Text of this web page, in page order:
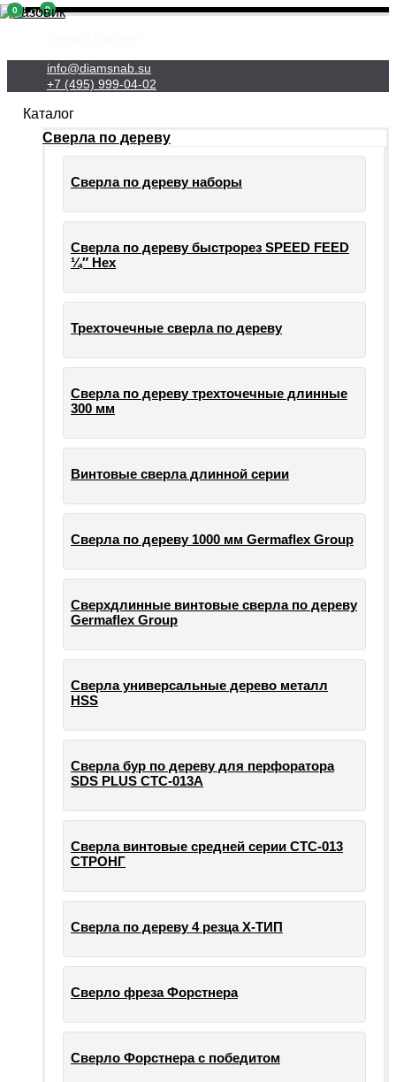
info@diamsnab.su
+7 (495) 999-04-02
0
Каталог
Сверла по дереву
Сверла по дереву наборы
Сверла по дереву быстрорез SPEED FEED
¼″ Hex
Трехточечные сверла по дереву
Сверла по дереву трехточечные длинные
300 мм
Винтовые сверла длинной серии
Сверла по дереву 1000 мм Germaflex Group
Сверхдлинные винтовые сверла по дереву
Germaflex Group
Сверла универсальные дерево металл
HSS
Cверла бур по дереву для перфоратора
SDS PLUS СТС-013А
Сверла винтовые средней серии СТС-013
СТРОНГ
Сверла по дереву 4 резца Х-ТИП
Сверло фреза Форстнера
Сверло Форстнера с победитом
0